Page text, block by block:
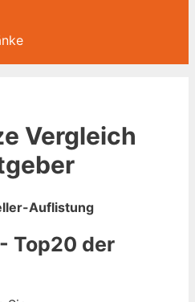
Vergleich
Auflistung
Top20 der